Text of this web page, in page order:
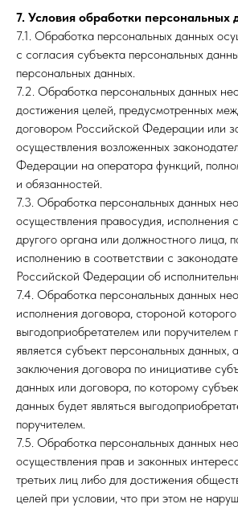
7. Условия обработки персональных
7.1. Обработка персональных данных
с согласия субъекта персональных
персональных данных.
7.2. Обработка персональных данных
достижения целей, предусмотренных
договором Российской Федерации или
осуществления возложенных
Федерации на оператора функций,
и обязанностей.
7.3. Обработка персональных данных
осуществления правосудия, исполнения
другого органа или должностного лица,
исполнению в соответствии с
Российской Федерации об
7.4. Обработка персональных данных
исполнения договора, стороной
выгодоприобретателем или поручителем
является субъект персональных данных,
заключения договора по инициативе
данных или договора, по которому
данных будет являться
поручителем.
7.5. Обработка персональных данных
осуществления прав и законных
третьих лиц либо для достижения
целей при условии, что при этом не